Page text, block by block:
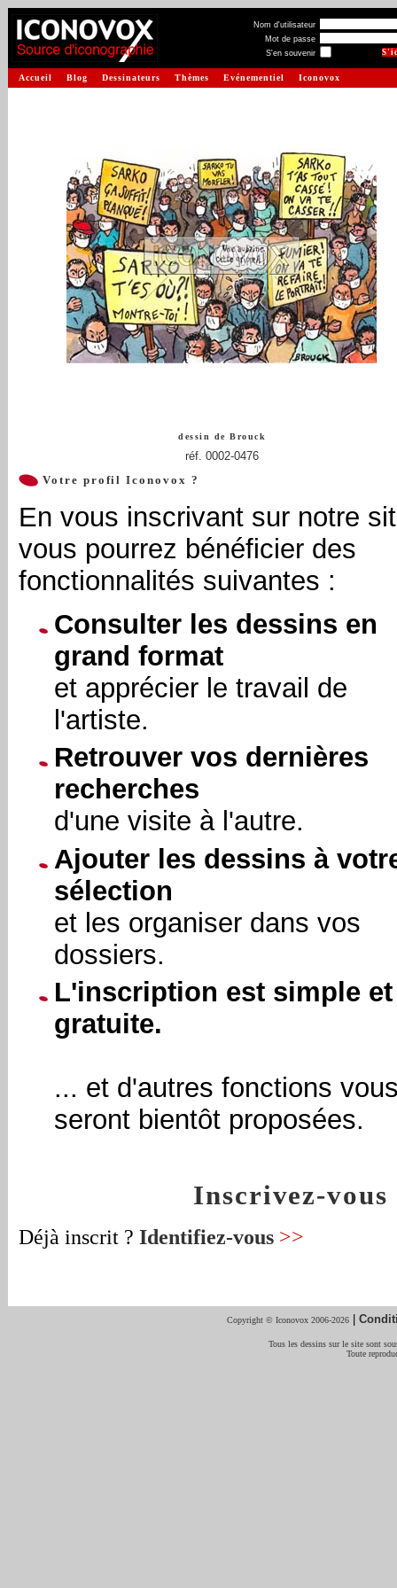
Nom d'utilisateur
Mot de passe
S'en souvenir
Accueil Blog Dessinateurs Thèmes Evénementiel Iconovox
dessin de Brouck
réf. 0002-0476
Votre profil Iconovox ?
En vous inscrivant sur notre
vous pourrez bénéficier des
fonctionnalités suivantes :
Consulter les dessins en
grand format
et apprécier le travail de
l'artiste.
Retrouver vos dernières
recherches
d'une visite à l'autre.
Ajouter les dessins à
sélection
et les organiser dans vos
dossiers.
L'inscription est simple et
gratuite.
... et d'autres fonctions
seront bientôt proposées.
Inscrivez-vous
Déjà inscrit ? Identifiez-vous >>
Copyright © Iconovox 2006-2026 |
Tous les dessins sur le site sont
Toute